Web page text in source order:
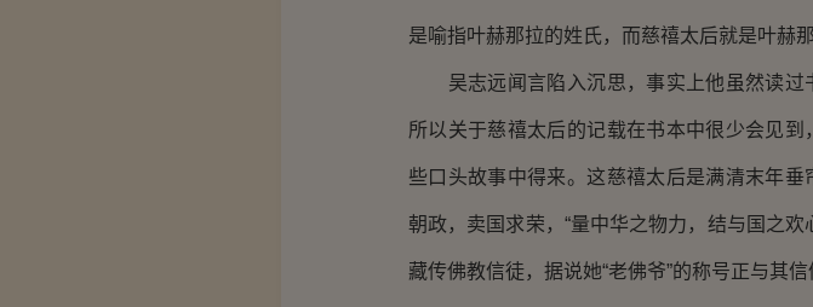
是喻指叶赫那拉的姓氏，而慈禧太后就是叶赫
吴志远闻言陷入沉思，事实上他虽然读过
所以关于慈禧太后的记载在书本中很少会见
些口头故事中得来。这慈禧太后是满清末年
朝政，卖国求荣，“量中华之物力，结与国之
藏传佛教信徒，据说她“老佛爷”的称号正与其信